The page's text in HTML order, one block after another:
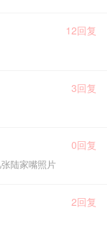
12回复
3回复
0回复
陆家嘴照片
2回复